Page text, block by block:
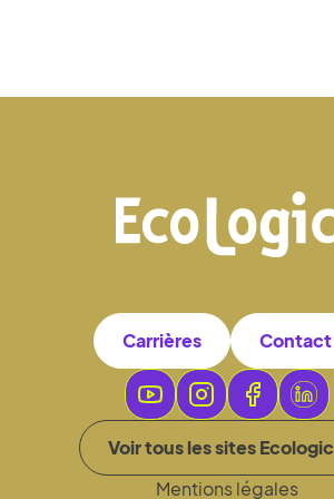
Carrières Contact
Voir tous les sites Ecologic
Mentions légales